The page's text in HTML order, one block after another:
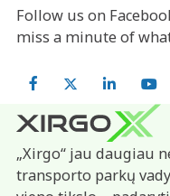
Follow us on
miss a minute of
Facebook LinkedIn
„Xirgo“ jau daugiau
transporto parkų